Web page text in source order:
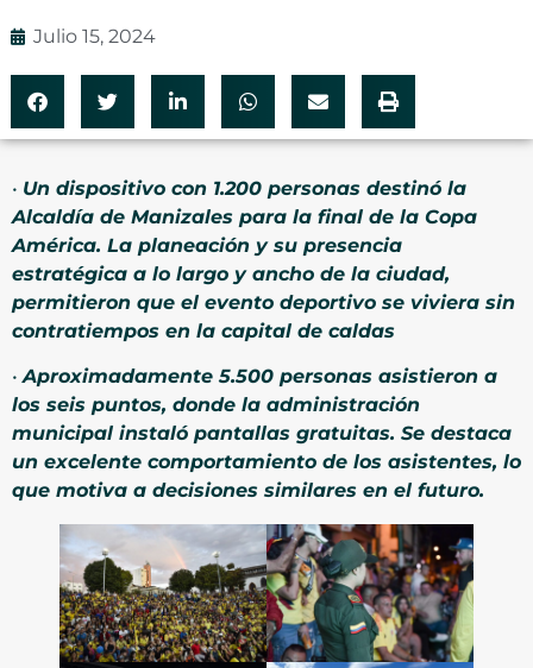
Julio 15, 2024
•⁠ ⁠Un dispositivo con 1.200 personas destinó la
Alcaldía de Manizales para la final de la Copa
América. La planeación y su presencia
estratégica a lo largo y ancho de la ciudad,
permitieron que el evento deportivo se viviera sin
contratiempos en la capital de caldas
•⁠⁠Aproximadamente 5.500 personas asistieron a
los seis puntos, donde la administración
municipal instaló pantallas gratuitas. Se destaca
un excelente comportamiento de los asistentes, lo
que motiva a decisiones similares en el futuro.